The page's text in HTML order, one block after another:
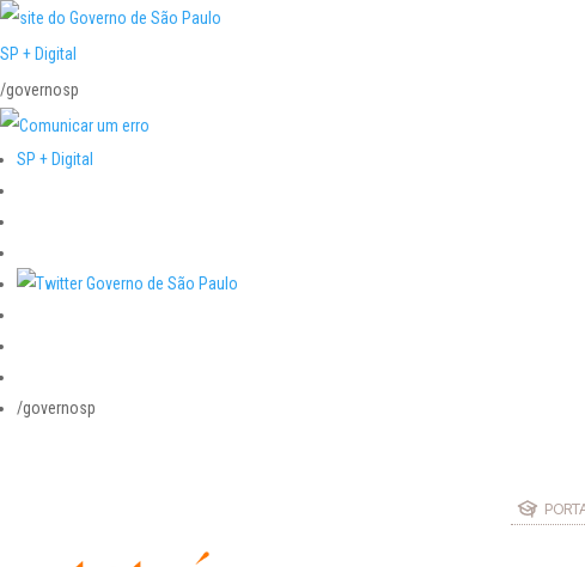
SP + Digital
/governosp
SP + Digital
/governosp